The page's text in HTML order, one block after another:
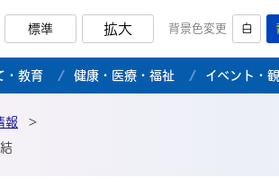
標準 拡大 背景色変更 白
・教育 健康・医療・福祉 イベント・
報
>